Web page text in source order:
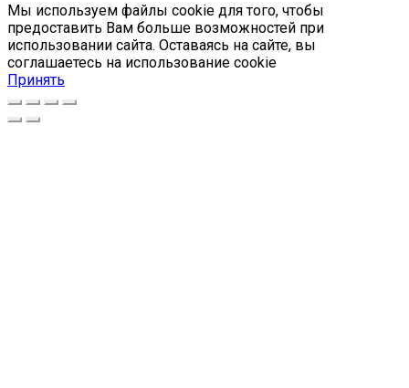
Мы используем файлы cookie для того, чтобы
предоставить Вам больше возможностей при
использовании сайта. Оставаясь на сайте, вы
соглашаетесь на использование cookie
Принять